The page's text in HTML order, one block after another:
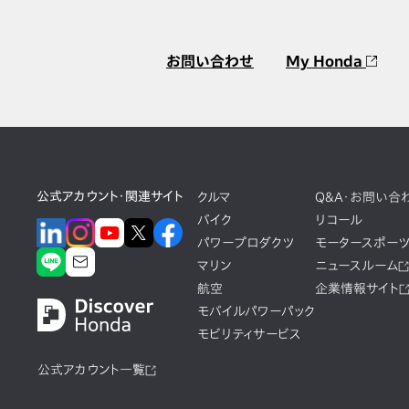
お問い合わせ My Honda
公式アカウント・関連サイト
公式アカウント一覧
クルマ
バイク
パワープロダクツ
マリン
航空
モバイルパワーパック
モビリティサービス
Q&A・お問い合
リコール
モータースポーツ
ニュースルーム
企業情報サイト